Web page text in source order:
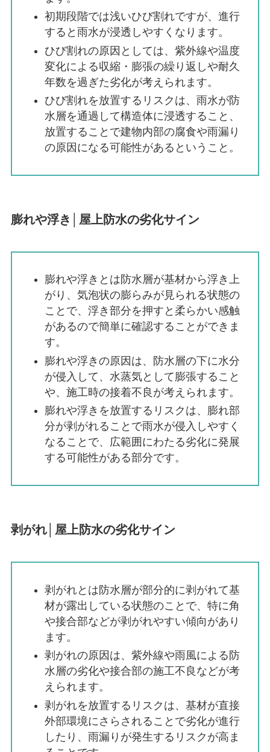
初期段階では浅いひび割れですが、進行
すると雨水が浸透しやすくなります。
ひび割れの原因としては、紫外線や温度
変化による収縮・膨張の繰り返しや耐久
年数を過ぎた劣化が考えられます。
ひび割れを放置するリスクは、雨水が防
水層を通過して構造体に浸透すること、
放置することで建物内部の腐食や雨漏り
の原因になる可能性があるということ。
膨れや浮き│屋上防水の劣化サイン
膨れや浮きとは防水層が基材から浮き上
がり、気泡状の膨らみが見られる状態の
ことで、浮き部分を押すと柔らかい感触
があるので簡単に確認することができま
す。
膨れや浮きの原因は、防水層の下に水分
が侵入して、水蒸気として膨張すること
や、施工時の接着不良が考えられます。
膨れや浮きを放置するリスクは、膨れ部
分が剥がれることで雨水が侵入しやすく
なることで、広範囲にわたる劣化に発展
する可能性がある部分です。
剥がれ│屋上防水の劣化サイン
剥がれとは防水層が部分的に剥がれて基
材が露出している状態のことで、特に角
や接合部などが剥がれやすい傾向があり
ます。
剥がれの原因は、紫外線や雨風による防
水層の劣化や接合部の施工不良などが考
えられます。
剥がれを放置するリスクは、基材が直接
外部環境にさらされることで劣化が進行
したり、雨漏りが発生するリスクが高ま